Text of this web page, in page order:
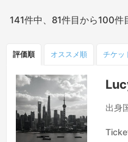
141件中、81件目から100件
評価順 オススメ順 チケッ
出身